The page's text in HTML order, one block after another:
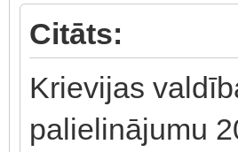
Citāts:
Krievijas
palielinājumu